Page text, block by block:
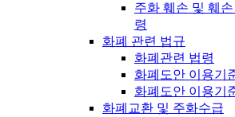
주화 훼손 및 훼
령
화폐 관련 법규
화폐관련 법령
화폐도안 이용기
화폐도안 이용기
화폐교환 및 주화수급